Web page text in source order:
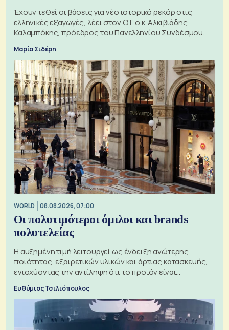
Έχουν τεθεί οι βάσεις για νέο ιστορικό ρεκόρ στις
ελληνικές εξαγωγές, λέει στον ΟΤ ο κ. Αλκιβιάδης
Καλαμπόκης, πρόεδρος του Πανελληνίου Συνδέσμου
Μαρία Σιδέρη
WORLD 08.08.2026, 07:00
Οι πολυτιμότεροι όμιλοι και brands
πολυτελείας
Η αυξημένη τιμή λειτουργεί ως ένδειξη ανώτερης
ποιότητας, εξαιρετικών υλικών και άρτιας κατασκευής,
ενισχύοντας την αντίληψη ότι το προϊόν είναι
Ευθύμιος Τσιλιόπουλος